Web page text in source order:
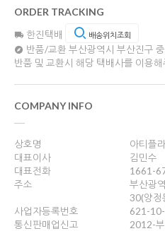
ORDER TRACKING
한진택배 배송위치조회
반품/교환 부산광역시 부산진구
반품 및 교환시 해당 택배사를 이용해
COMPANY INFO
상호명
아티플
대표이사
김민수
대표전화
1661-
주소
부산광
30(양정
사업자등록번호
621-
통신판매업신고
2012-